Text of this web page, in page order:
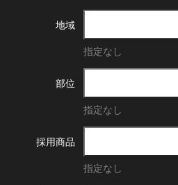
地域
指定なし
部位
指定なし
採用商品
指定なし